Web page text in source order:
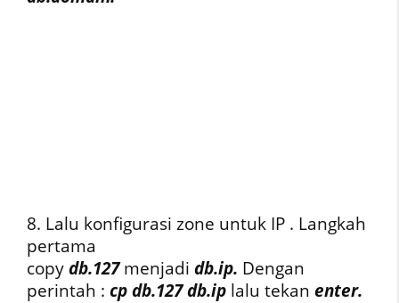
8. Lalu konfigurasi zone untuk IP . Langkah
pertama
copy db.127menjadi db.ip. Dengan
perintah : cp db.127 db.ip lalu tekan enter.